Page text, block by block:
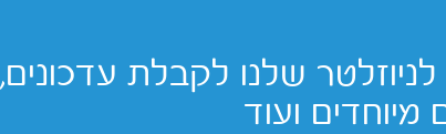
שלנו לקבלת עדכונים,
מיוחדים ועוד